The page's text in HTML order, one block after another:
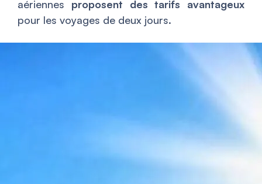
aériennes proposent des tarifs avantageux
pour les voyages de deux jours.